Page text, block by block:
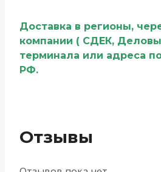
Доставка в регионы,
компании ( СДЕК,
терминала или адреса
РФ.
Отзывы